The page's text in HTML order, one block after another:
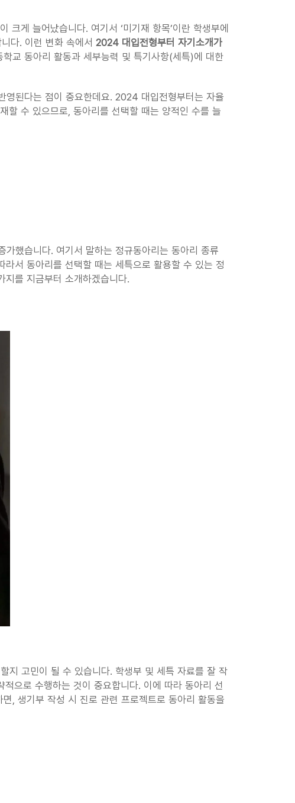
게 늘어났습니다. 여기서 ‘미기재 항목’이란 학생부에
다. 이런 변화 속에서 2024 대입전형부터 자기소개가
교 동아리 활동과 세부능력 및 특기사항(세특)에 대한
영된다는 점이 중요한데요. 2024 대입전형부터는 자율
할 수 있으므로, 동아리를 선택할 때는 양적인 수를 늘
했습니다. 여기서 말하는 정규동아리는 동아리 종류
서 동아리를 선택할 때는 세특으로 활용할 수 있는 정
를 지금부터 소개하겠습니다.
지 고민이 될 수 있습니다. 학생부 및 세특 자료를 잘 작
으로 수행하는 것이 중요합니다. 이에 따라 동아리 선
, 생기부 작성 시 진로 관련 프로젝트로 동아리 활동을